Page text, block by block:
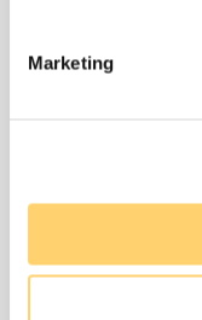
Marketing